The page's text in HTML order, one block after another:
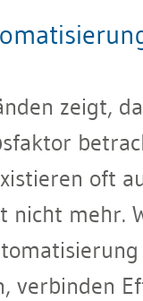
zeigt,
oft
mehr.
verbinden